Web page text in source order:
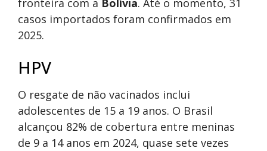
fronteira com a Bolívia. Até o momento, 31
casos importados foram confirmados em
2025.
HPV
O resgate de não vacinados inclui
adolescentes de 15 a 19 anos. O Brasil
alcançou 82% de cobertura entre meninas
de 9 a 14 anos em 2024, quase sete vezes